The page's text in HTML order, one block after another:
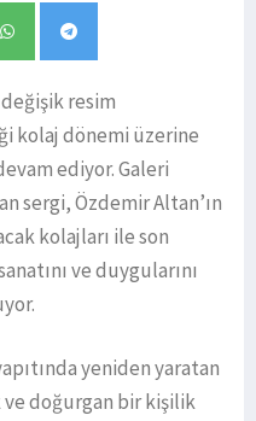
resim
kolaj dönemi üzerine
ediyor. Galeri
sergi, Özdemir Altan’ın
kolajları ile son
ve duygularını
yeniden yaratan
doğurgan bir kişilik